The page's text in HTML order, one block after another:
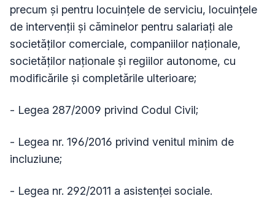
precum și pentru locuințele de serviciu, locuințele
de intervenții și căminelor pentru salariați ale
societăților comerciale, companiilor naționale,
societăților naționale și regiilor autonome, cu
modificările și completările ulterioare;
- Legea 287/2009 privind Codul Civil;
- Legea nr. 196/2016 privind venitul minim de
incluziune;
- Legea nr. 292/2011 a asistenței sociale.